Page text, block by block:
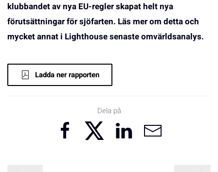
klubbandet av nya EU-regler skapat helt nya
förutsättningar för sjöfarten. Läs mer om detta och
mycket annat i Lighthouse senaste omvärldsanalys.
Ladda ner rapporten
Dela på